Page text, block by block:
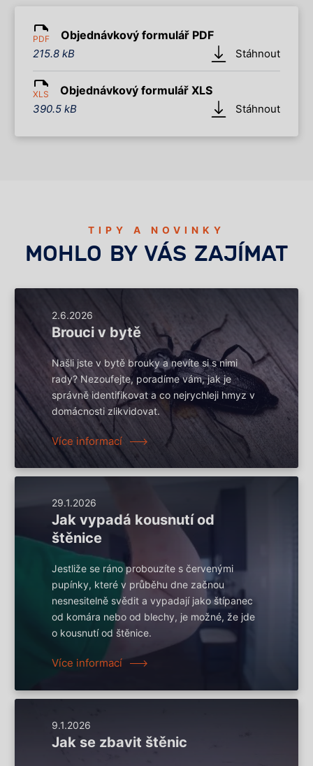
PDF Objednávkový formulář PDF
215.8 kB Stáhnout
XLS Objednávkový formulář XLS
390.5 kB Stáhnout
TIPY A NOVINKY
MOHLO BY VÁS ZAJÍMAT
2.6.2026
Brouci v bytě
Našli jste v bytě brouky a nevíte si s nimi
rady? Nezoufejte, poradíme vám, jak je
správně identifikovat a co nejrychleji hmyz v
domácnosti zlikvidovat.
Více informací
29.1.2026
Jak vypadá kousnutí od
štěnice
Jestliže se ráno probouzíte s červenými
pupínky, které v průběhu dne začnou
nesnesitelně svědit a vypadají jako štípanec
od komára nebo od blechy, je možné, že jde
o kousnutí od štěnice.
Více informací
9.1.2026
Jak se zbavit štěnic